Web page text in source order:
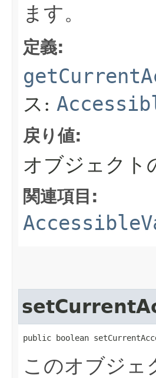
ます。
定義:
ス:
戻り値:
オブジェク
関連項目:
public boolean
このオブジ